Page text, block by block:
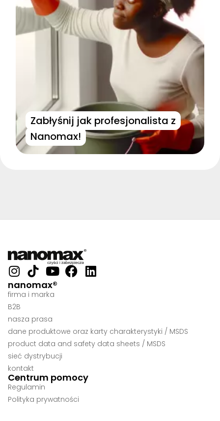
Zabłyśnij jak profesjonalista z
Nanomax!
nanomax®
firma i marka
B2B
nasza prasa
dane produktowe oraz karty charakterystyki / MSDS
product data and safety data sheets / MSDS
sieć dystrybucji
kontakt
Centrum pomocy
Regulamin
Polityka prywatności